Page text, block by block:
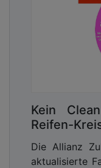
Kein
Reifen-
Die Allianz
aktualisierte